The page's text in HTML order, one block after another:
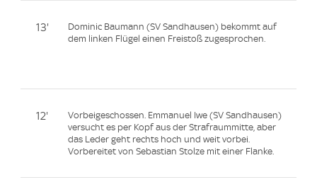
13'
Dominic Baumann (SV Sandhausen) bekommt auf
dem linken Flügel einen Freistoß zugesprochen.
12'
Vorbeigeschossen. Emmanuel Iwe (SV Sandhausen)
versucht es per Kopf aus der Strafraummitte, aber
das Leder geht rechts hoch und weit vorbei.
Vorbereitet von Sebastian Stolze mit einer Flanke.